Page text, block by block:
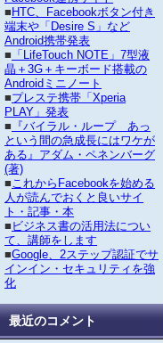
■ HTC、Facebookボタン付き
端末や「Desire S」など
Android携帯発表
■ 「LifeTouch NOTE」7型液
晶＋3G＋キーボード搭載の
Androidミニノート
■プレステ携帯「Xperia
PLAY」発表
■ 『バイラル・ループ あっ
という間の急成長にはワケが
ある』アダム・ペネンバーグ
(著)
■これからFacebookを始める
人が読んでおくと良いサイ
ト・記事・本
■ ビジネス書の活用法につい
て、講師をします
■Google、2ステップ認証でサ
インイン・セキュリティを強
化
最近のコメント